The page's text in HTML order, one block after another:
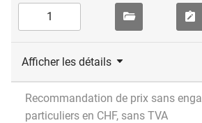
Afficher les détails
Recommandation de prix sans
particuliers en CHF, sans TVA